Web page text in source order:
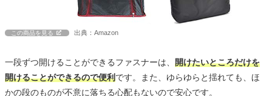
この商品を見る 出典：Amazon
一段ずつ開けることができるファスナーは、 開けたいところだけを
開けることができるので便利です。また、ゆらゆらと揺れても、ほ
かの段のものが不意に落ちる心配もないので安心です。